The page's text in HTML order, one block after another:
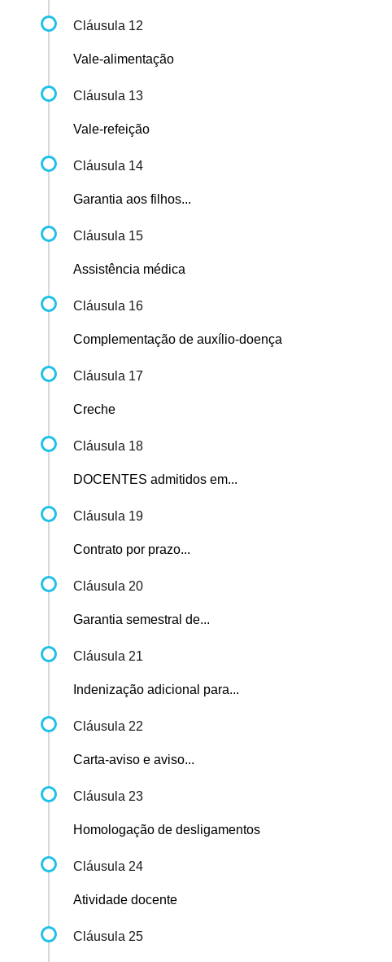
Cláusula 12
Vale-alimentação
Cláusula 13
Vale-refeição
Cláusula 14
Garantia aos filhos...
Cláusula 15
Assistência médica
Cláusula 16
Complementação de auxílio-doença
Cláusula 17
Creche
Cláusula 18
DOCENTES admitidos em...
Cláusula 19
Contrato por prazo...
Cláusula 20
Garantia semestral de...
Cláusula 21
Indenização adicional para...
Cláusula 22
Carta-aviso e aviso...
Cláusula 23
Homologação de desligamentos
Cláusula 24
Atividade docente
Cláusula 25